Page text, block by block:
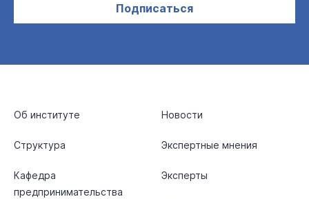
Подписаться
Об институте
Структура
Кафедра
предпринимательства
Новости
Экспертные мнения
Эксперты